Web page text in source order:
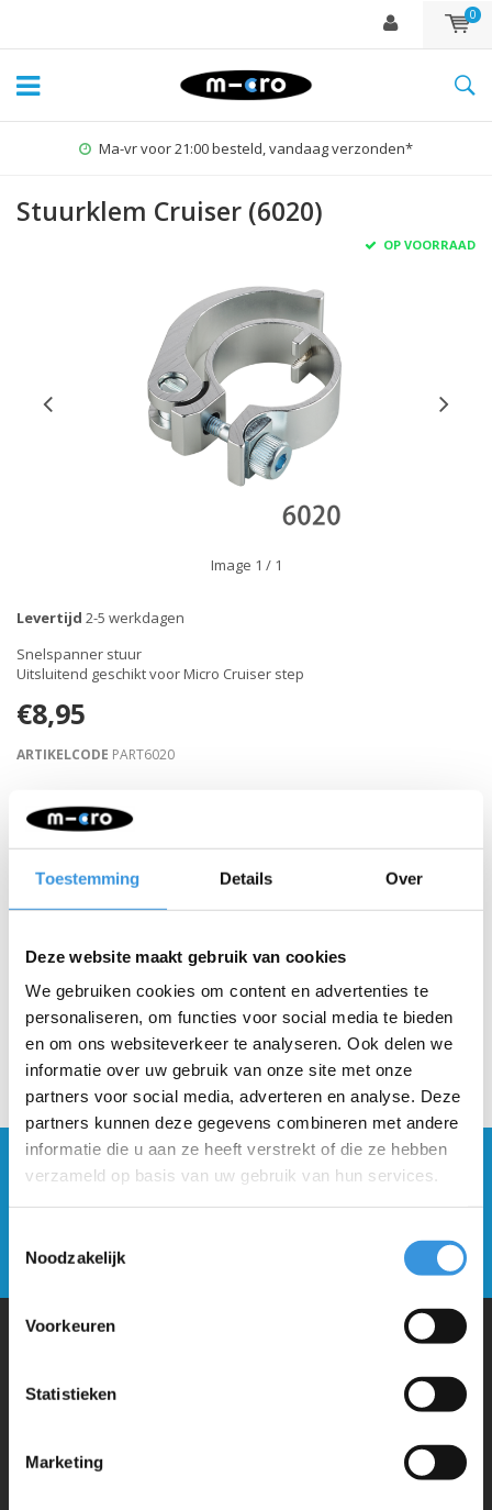
Toestemming Details Over
Deze website maakt gebruik van cookies
We gebruiken cookies om content en advertenties te
personaliseren, om functies voor social media te bieden
en om ons websiteverkeer te analyseren. Ook delen we
informatie over uw gebruik van onze site met onze
partners voor social media, adverteren en analyse. Deze
partners kunnen deze gegevens combineren met andere
informatie die u aan ze heeft verstrekt of die ze hebben
verzameld op basis van uw gebruik van hun services.
Noodzakelijk
Voorkeuren
Statistieken
Marketing
0
Ma-vr voor 21:00 besteld, vandaag verzonden*
Stuurklem Cruiser (6020)
OP VOORRAAD
Image 1 / 1
Levertijd 2-5 werkdagen
Snelspanner stuur
Uitsluitend geschikt voor Micro Cruiser step
€8,95
ARTIKELCODE PART6020
Retour binnen 30 dagen
Beschrijving
Blijf op de hoogte en schrijf je in voor onze
Verstuur
Micro Mobility is de uitvinder van de compacte vouwstep en de
iconische 3-wielige step. Al onze steps worden met veel aandacht en